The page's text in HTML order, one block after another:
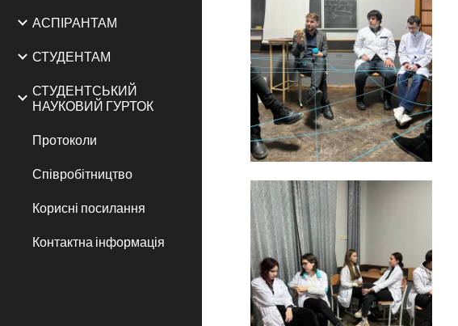
АСПІРАНТАМ
СТУДЕНТАМ
СТУДЕНТСЬКИЙ
НАУКОВИЙ ГУРТОК
Протоколи
Співробітництво
Корисні посилання
Контактна інформація